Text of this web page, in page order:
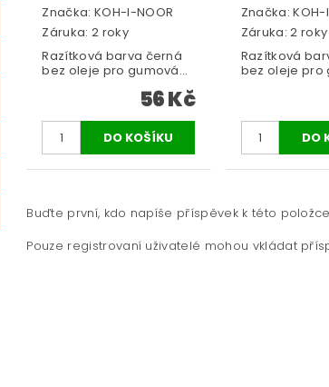
Značka: KOH-I-NOOR
Záruka: 2 roky
Razítková barva černá
bez oleje pro gumová...
56 Kč
Značka:KOH-
Záruka: 2 roky
Razítková
bez oleje pro
Buďte první, kdo napíše příspěvek k této
Pouze registrovaní uživatelé mohou vkládat